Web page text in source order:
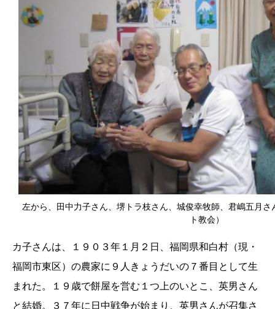
左から、田中力子さん、堺トラ枝さん、城俊幸牧師、君嶋五月
ト教会）
カ子さんは、１９０３年１月２日、福岡県和白村（現・
福岡市東区）の農家に９人きょうだいの７番目として生
まれた。１９歳で餅屋を営む１つ上のいとこ、英男さん
と結婚。３７年に日中戦争が始まり、英男さんが召集さ